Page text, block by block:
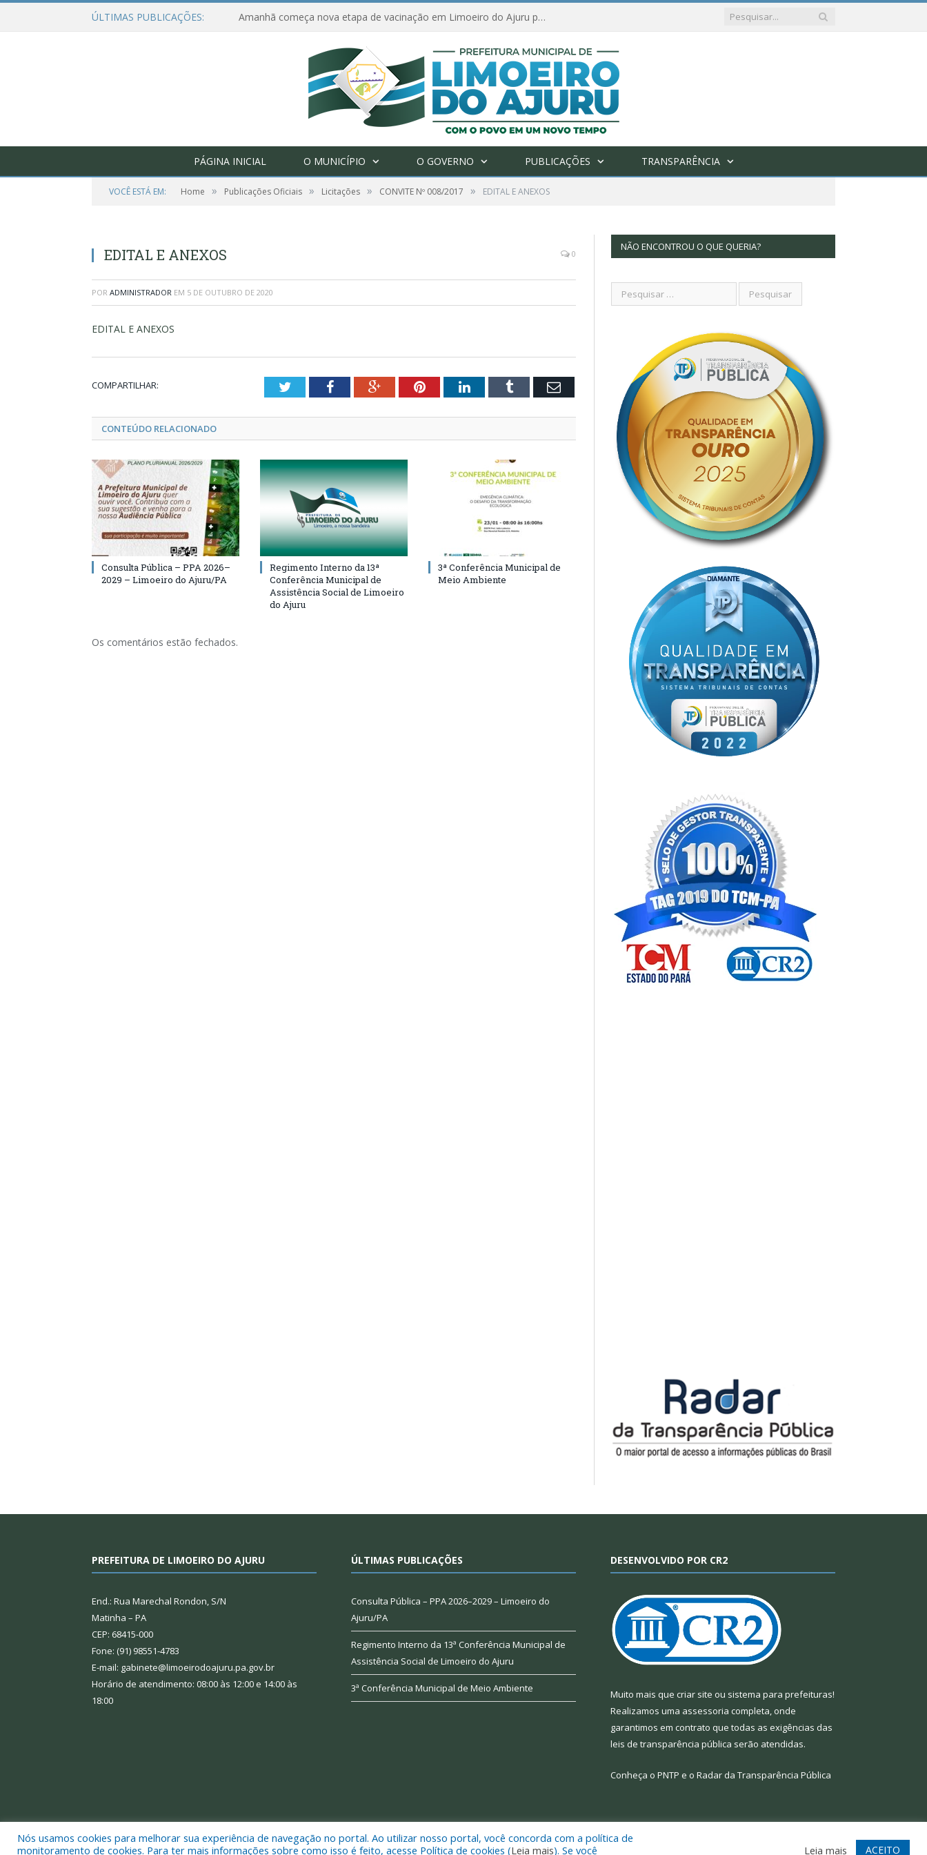
ÚLTIMAS PUBLICAÇÕES: Amanhã começa nova etapa de vacinação em Limoeiro do Ajuru para idosos com 65 ou mais
PÁGINA INICIAL O MUNICÍPIO O GOVERNO PUBLICAÇÕES TRANSPARÊNCIA
VOCÊ ESTÁ EM: Home » Publicações Oficiais » Licitações » CONVITE Nº 008/2017 » EDITAL E ANEXOS
EDITAL E ANEXOS 0
POR ADMINISTRADOR EM 5 DE OUTUBRO DE 2020
EDITAL E ANEXOS
COMPARTILHAR: TwitterFacebookGoogle+PinterestLinkedInTumblr Email
CONTEÚDO RELACIONADO
Consulta Pública – PPA 2026–
2029 – Limoeiro do Ajuru/PA
Regimento Interno da 13ª
Conferência Municipal de
Assistência Social de Limoeiro
do Ajuru
3ª Conferência Municipal de
Meio Ambiente
Os comentários estão fechados.
NÃO ENCONTROU O QUE QUERIA?
PREFEITURA DE LIMOEIRO DO AJURU
End.: Rua Marechal Rondon, S/N
Matinha – PA
CEP: 68415-000
Fone: (91) 98551-4783
E-mail: gabinete@limoeirodoajuru.pa.gov.br
Horário de atendimento: 08:00 às 12:00 e 14:00 às
18:00
ÚLTIMAS PUBLICAÇÕES
Consulta Pública – PPA 2026–2029 – Limoeiro do
Ajuru/PA
Regimento Interno da 13ª Conferência Municipal de
Assistência Social de Limoeiro do Ajuru
3ª Conferência Municipal de Meio Ambiente
DESENVOLVIDO POR CR2
Muito mais que criar site ou sistema para prefeituras!
Realizamos uma assessoria completa, onde
garantimos em contrato que todas as exigências das
leis de transparência pública serão atendidas.
Conheça o PNTP e o Radar da Transparência Pública
Todos os direitos reservados a Prefeitura Municipal de Limoeiro do Ajuru. Mapa do Site Acessar Webmail
Nós usamos cookies para melhorar sua experiência de navegação no portal. Ao utilizar nosso portal, você concorda com a política de
monitoramento de cookies. Para ter mais informações sobre como isso é feito, acesse Política de cookies (Leia mais). Se você Leia mais ACEITO